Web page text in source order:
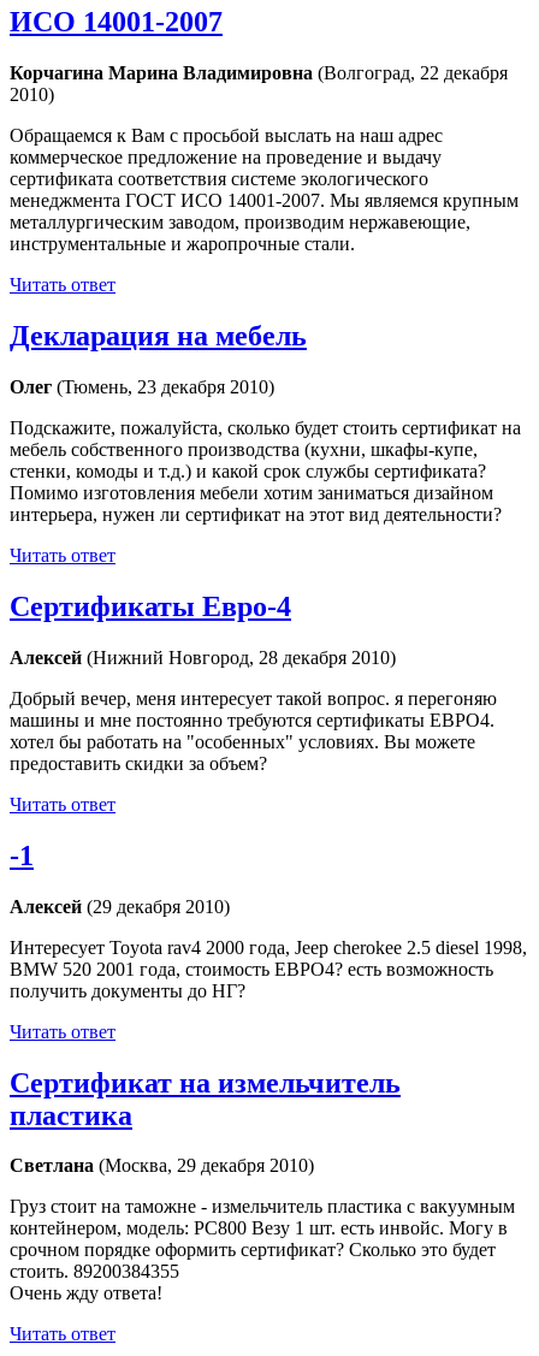
ИСО 14001-2007
Корчагина Марина Владимировна (Волгоград, 22 декабря
2010)
Обращаемся к Вам с просьбой выслать на наш адрес
коммерческое предложение на проведение и выдачу
сертификата соответствия системе экологического
менеджмента ГОСТ ИСО 14001-2007. Мы являемся крупным
металлургическим заводом, производим нержавеющие,
инструментальные и жаропрочные стали.
Читать ответ
Декларация на мебель
Олег (Тюмень, 23 декабря 2010)
Подскажите, пожалуйста, сколько будет стоить сертификат на
мебель собственного производства (кухни, шкафы-купе,
стенки, комоды и т.д.) и какой срок службы сертификата?
Помимо изготовления мебели хотим заниматься дизайном
интерьера, нужен ли сертификат на этот вид деятельности?
Читать ответ
Сертификаты Евро-4
Алексей (Нижний Новгород, 28 декабря 2010)
Добрый вечер, меня интересует такой вопрос. я перегоняю
машины и мне постоянно требуются сертификаты ЕВРО4.
хотел бы работать на "особенных" условиях. Вы можете
предоставить скидки за объем?
Читать ответ
-1
Алексей (29 декабря 2010)
Интересует Toyota rav4 2000 года, Jeep cherokee 2.5 diesel 1998,
BMW 520 2001 года, стоимость ЕВРО4? есть возможность
получить документы до НГ?
Читать ответ
Сертификат на измельчитель
пластика
Светлана (Москва, 29 декабря 2010)
Груз стоит на таможне - измельчитель пластика с вакуумным
контейнером, модель: PC800 Везу 1 шт. есть инвойс. Могу в
срочном порядке оформить сертификат? Сколько это будет
стоить. 89200384355
Очень жду ответа!
Читать ответ